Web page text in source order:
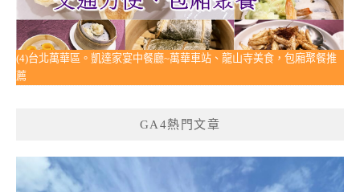
(4)台北萬華區。凱達家宴中餐廳~萬華車站、龍山寺美食，包廂聚餐推
薦
GA4熱門文章